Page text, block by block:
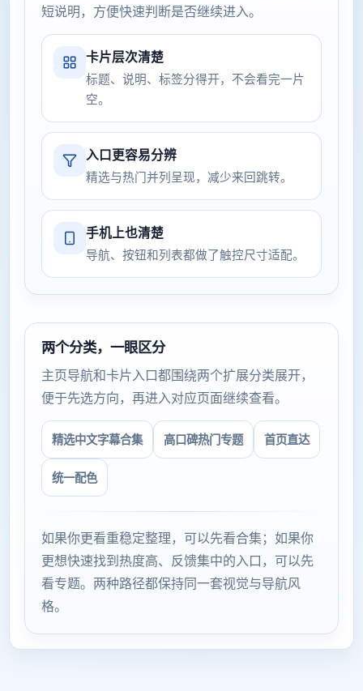
短说明，方便快速判断是否继续进入。
卡片层次清楚
标题、说明、标签分得开，不会看完一片
空。
入口更容易分辨
精选与热门并列呈现，减少来回跳转。
手机上也清楚
导航、按钮和列表都做了触控尺寸适配。
两个分类，一眼区分
主页导航和卡片入口都围绕两个扩展分类展开，
便于先选方向，再进入对应页面继续查看。
精选中文字幕合集 高口碑热门专题 首页直达
统一配色
如果你更看重稳定整理，可以先看合集；如果你
更想快速找到热度高、反馈集中的入口，可以先
看专题。两种路径都保持同一套视觉与导航风
格。